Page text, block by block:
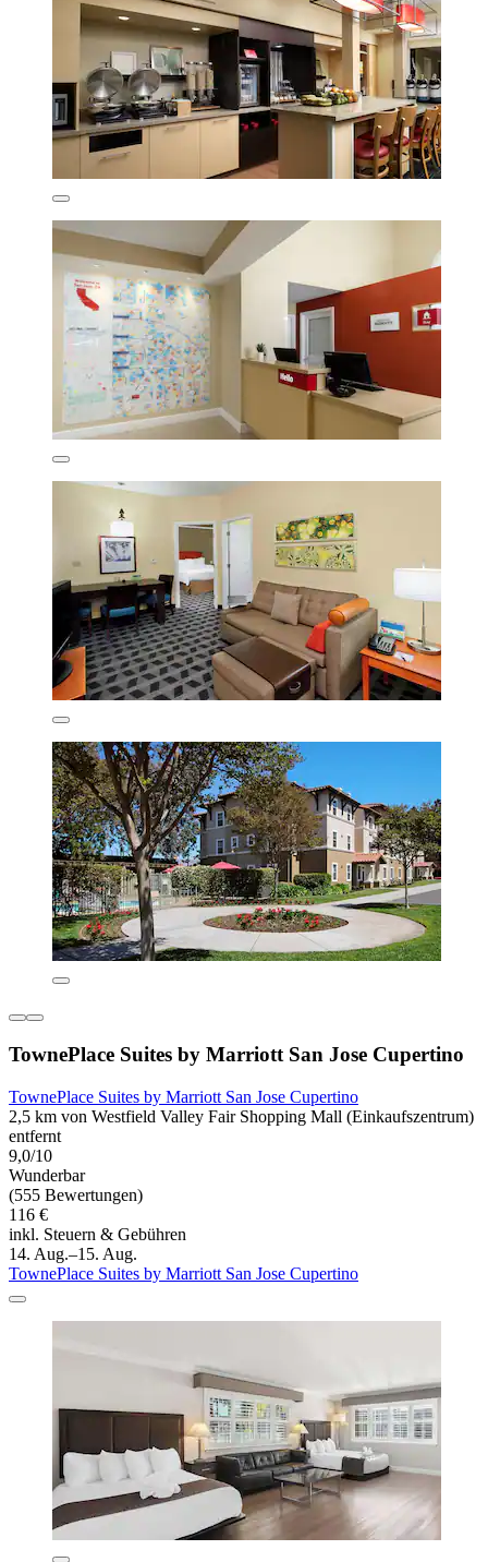
TownePlace Suites by Marriott San Jose Cupertino
TownePlace Suites by Marriott San Jose Cupertino
2,5 km von Westfield Valley Fair Shopping Mall (Einkaufszentrum)
entfernt
9,0/10
Wunderbar
(555 Bewertungen)
116 €
inkl. Steuern & Gebühren
14. Aug.–15. Aug.
TownePlace Suites by Marriott San Jose Cupertino